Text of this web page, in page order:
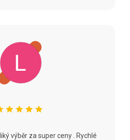
výběr za super ceny . Rychlé